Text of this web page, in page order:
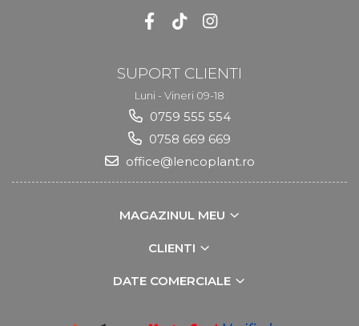
SUPORT CLIENTI
Luni - Vineri 09-18
0759 555 554
0758 669 669
office@lencoplant.ro
MAGAZINUL MEU
CLIENTI
DATE COMERCIALE